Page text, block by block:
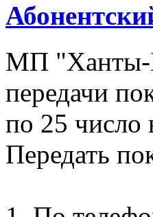
МП "Ханты-
передачи
по 25 число
Передать